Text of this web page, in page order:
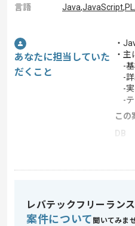
言語
Java,JavaScript,
あなたに担当していた
だくこと
・
・
-基
-詳
-実
-テ
この
DB
・
・
レバテックフリーラン
案件について 聞いてみま